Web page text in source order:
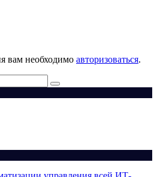
вам необходимо авторизоваться.